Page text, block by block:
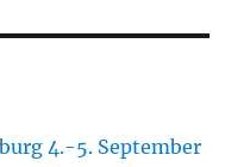
4.-5. September